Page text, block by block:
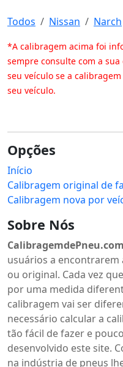
Todos Nissan Narch
*A calibragem acima foi
sempre consulte com a
seu veículo se a
seu veículo.
Opções
Início
Calibragem original de
Calibragem nova por
Sobre Nós
usuários a encontrarem
ou original. Cada vez
por uma medida
calibragem vai ser
necessário calcular a
tão fácil de fazer e
desenvolvido este site.
na indústria de pneus